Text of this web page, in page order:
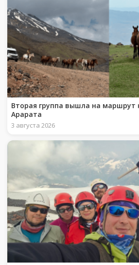
Вторая группа вышла на маршрут
Арарата
3 августа 2026